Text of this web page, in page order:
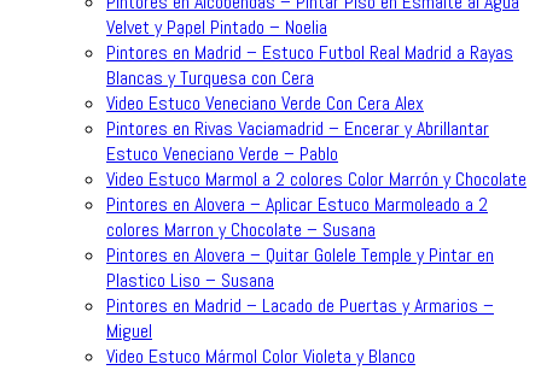
Velvet y Papel Pintado – Noelia
Pintores en Madrid – Estuco Futbol Real Madrid a Rayas
Blancas y Turquesa con Cera
Video Estuco Veneciano Verde Con Cera Alex
Pintores en Rivas Vaciamadrid – Encerar y Abrillantar
Estuco Veneciano Verde – Pablo
Video Estuco Marmol a 2 colores Color Marrón y Chocolate
Pintores en Alovera – Aplicar Estuco Marmoleado a 2
colores Marron y Chocolate – Susana
Pintores en Alovera – Quitar Golele Temple y Pintar en
Plastico Liso – Susana
Pintores en Madrid – Lacado de Puertas y Armarios –
Miguel
Video Estuco Mármol Color Violeta y Blanco